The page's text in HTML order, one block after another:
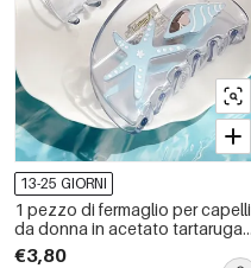
13-25 GIORNI
1 pezzo di fermaglio per capelli
da donna in acetato tartaruga
da vacanza, serie semplice
€3,80